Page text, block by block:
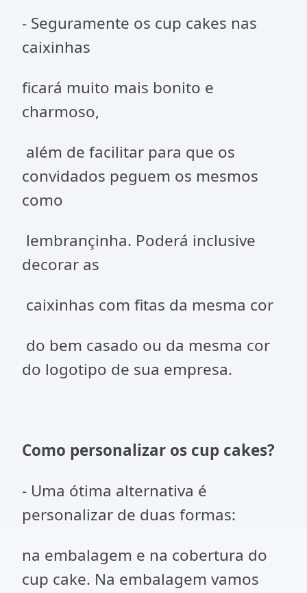
- Seguramente os cup cakes nas
caixinhas
ficará muito mais bonito e
charmoso,
além de facilitar para que os
convidados peguem os mesmos
como
lembrançinha. Poderá inclusive
decorar as
caixinhas com fitas da mesma cor
do bem casado ou da mesma cor
do logotipo de sua empresa.
Como personalizar os cup cakes?
- Uma ótima alternativa é
personalizar de duas formas:
na embalagem e na cobertura do
cup cake. Na embalagem vamos